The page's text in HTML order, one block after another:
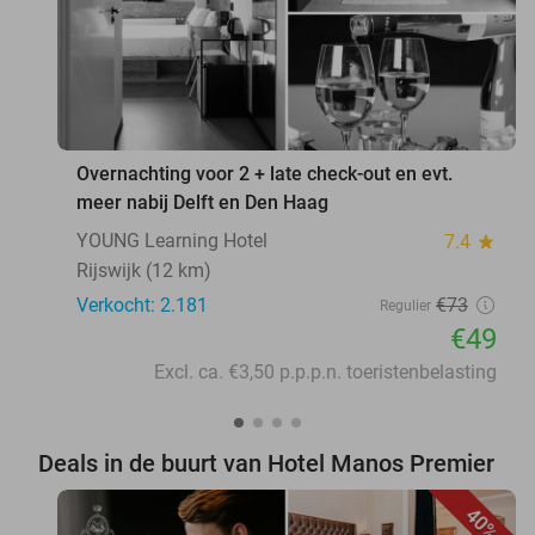
Overnachting voor 2 + late check-out en evt.
meer nabij Delft en Den Haag
YOUNG Learning Hotel
7.4 star
Rijswijk (12 km)
Verkocht: 2.181
Regulier €73
€49
Excl. ca. €3,50 p.p.p.n. toeristenbelasting
Deals in de buurt van Hotel Manos Premier
40%